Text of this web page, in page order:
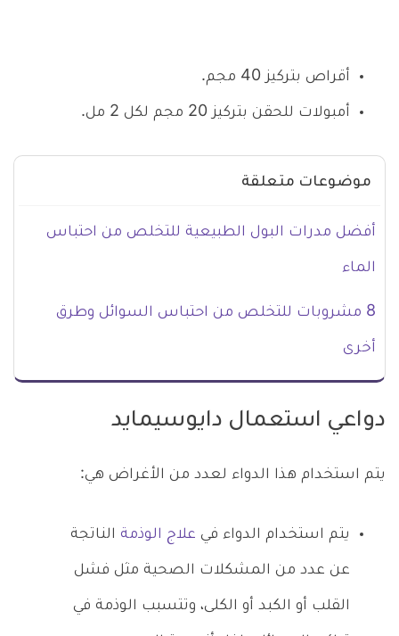
أقراص بتركيز 40 مجم.
أمبولات للحقن بتركيز 20 مجم لكل 2 مل.
موضوعات متعلقة
أفضل مدرات البول الطبيعية للتخلص من احتباس
الماء
8 مشروبات للتخلص من احتباس السوائل وطرق
أخرى
دواعي استعمال دايوسيمايد
يتم استخدام هذا الدواء لعدد من الأغراض هي:
يتم استخدام الدواء في علاج الوذمة الناتجة
عن عدد من المشكلات الصحية مثل فشل
القلب أو الكبد أو الكلى، وتتسبب الوذمة في